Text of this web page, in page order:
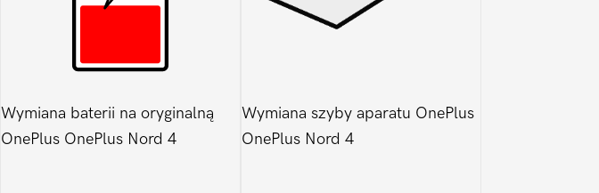
Wymiana baterii na oryginalną
OnePlus OnePlus Nord 4
Wymiana szyby aparatu OnePlus
OnePlus Nord 4